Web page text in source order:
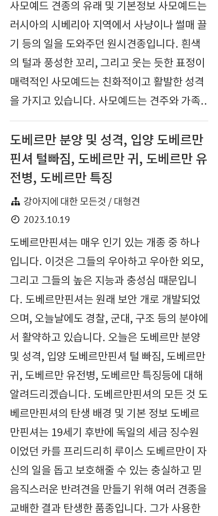
사모예드 견종의 유래 및 기본정보 사모예드는
러시아의 시베리아 지역에서 사냥이나 썰매 끌
기 등의 일을 도와주던 원시견종입니다. 흰색
의 털과 풍성한 꼬리, 그리고 웃는 듯한 표정이
매력적인 사모예드는 친화적이고 활발한 성격
을 가지고 있습니다. 사모예드는 견주와 가족..
도베르만 분양 및 성격, 입양 도베르만
핀셔 털빠짐, 도베르만 귀, 도베르만 유
전병, 도베르만 특징
강아지에 대한 모든것 / 대형견
2023.10.19
도베르만핀셔는 매우 인기 있는 개종 중 하나
입니다. 이것은 그들의 우아하고 우아한 외모,
그리고 그들의 높은 지능과 충성심 때문입니
다. 도베르만핀셔는 원래 보안 개로 개발되었
으며, 오늘날에도 경찰, 군대, 구조 등의 분야에
서 활약하고 있습니다. 오늘은 도베르만 분양
및 성격, 입양 도베르만핀셔 털 빠짐, 도베르만
귀, 도베르만 유전병, 도베르만 특징등에 대해
알려드리겠습니다. 도베르만핀셔의 모든 것 도
베르만핀셔의 탄생 배경 및 기본 정보 도베르
만핀셔는 19세기 후반에 독일의 세금 징수원
이었던 카를 프리드리히 루이스 도베르만이 자
신의 일을 돕고 보호해줄 수 있는 충실하고 믿
음직스러운 반려견을 만들기 위해 여러 견종을
교배한 결과 탄생한 품종입니다. 그가 사용한